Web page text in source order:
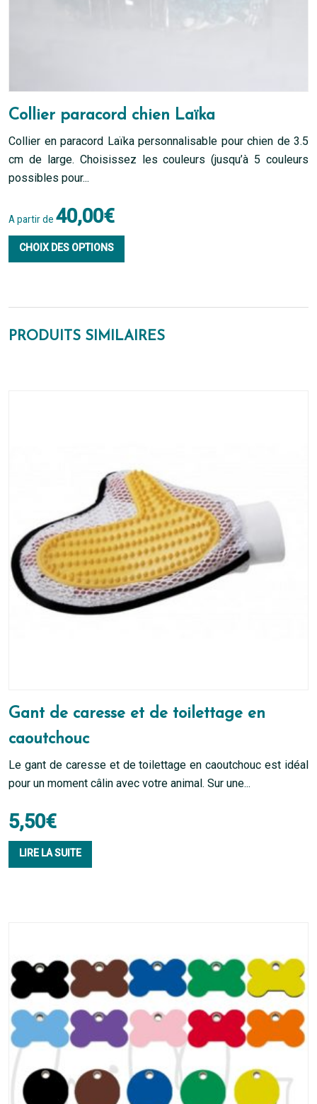
Collier paracord chien Laïka
Collier en paracord Laïka personnalisable pour chien de 3.5
cm de large. Choisissez les couleurs (jusqu’à 5 couleurs
possibles pour...
A partir de 40,00€
CHOIX DES OPTIONS
variations.
sur
la
page
du
produit
PRODUITS SIMILAIRES
Gant de caresse et de toilettage en
caoutchouc
Le gant de caresse et de toilettage en caoutchouc est idéal
pour un moment câlin avec votre animal. Sur une...
5,50€
LIRE LA SUITE